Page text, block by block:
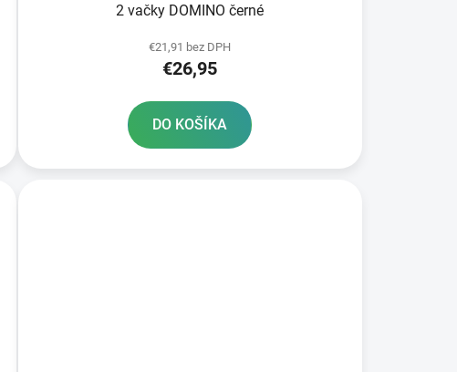
2 vačky DOMINO černé
€21,91 bez DPH
€26,95
DO KOŠÍKA